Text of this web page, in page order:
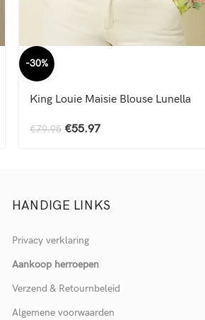
-30%
King Louie Maisie Blouse Lunella
€79.95 €55.97
HANDIGE LINKS
Privacy verklaring
Aankoop herroepen
Verzend & Retournbeleid
Algemene voorwaarden